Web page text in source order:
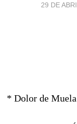
29 DE
* Dolor de Muela